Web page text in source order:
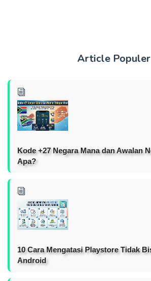
Article Populer
Kode +27 Negara Mana dan Awalan
Apa?
10 Cara Mengatasi Playstore Tidak
Android